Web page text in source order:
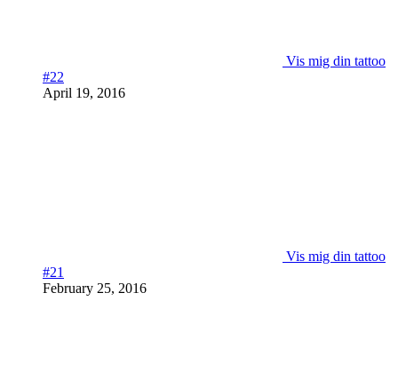
Vis mig din tattoo
#22
April 19, 2016
Vis mig din tattoo
#21
February 25, 2016